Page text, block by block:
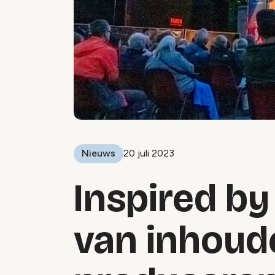
Nieuws 20 juli 2023
Inspired
van